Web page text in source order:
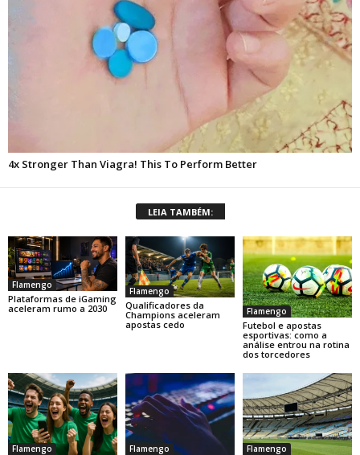
LEIA TAMBÉM:
Flamengo
Plataformas de iGaming
aceleram rumo a 2030
Flamengo
Qualificadores da
Champions aceleram
apostas cedo
Flamengo
Futebol e apostas
esportivas: como a
análise entrou na rotina
dos torcedores
Flamengo Flamengo Flamengo